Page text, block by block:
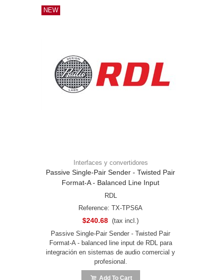
NEW
Interfaces y convertidores
Passive Single-Pair Sender - Twisted Pair
Format-A - Balanced Line Input
RDL
Reference: TX-TPS6A
$240.68 (tax incl.)
Passive Single-Pair Sender - Twisted Pair
Format-A - balanced line input de RDL para
integración en sistemas de audio comercial y
profesional.
Add To Cart